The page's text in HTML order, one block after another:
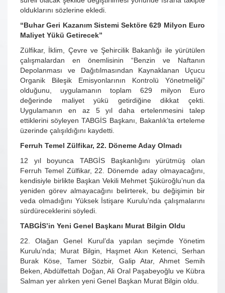
olduklarını sözlerine ekledi.
“Buhar Geri Kazanım Sistemi Sektöre 629 Milyon Euro
Maliyet Yükü Getirecek”
Zülfikar, İklim, Çevre ve Şehircilik Bakanlığı ile yürütülen
çalışmalardan en önemlisinin “Benzin ve Naftanın
Depolanması ve Dağıtılmasından Kaynaklanan Uçucu
Organik Bileşik Emisyonlarının Kontrolü Yönetmeliği”
olduğunu, uygulamanın toplam 629 milyon Euro
değerinde maliyet yükü getirdiğine dikkat çekti.
Uygulamanın en az 5 yıl daha ertelenmesini talep
ettiklerini söyleyen TABGİS Başkanı, Bakanlık’ta erteleme
üzerinde çalışıldığını kaydetti.
Ferruh Temel Zülfikar, 22. Döneme Aday Olmadı
12 yıl boyunca TABGİS Başkanlığını yürütmüş olan
Ferruh Temel Zülfikar, 22. Dönemde aday olmayacağını,
kendisiyle birlikte Başkan Vekili Mehmet Şüküroğlu’nun da
yeniden görev almayacağını belirterek, bu değişimin bir
veda olmadığını Yüksek İstişare Kurulu’nda çalışmalarını
sürdüreceklerini söyledi.
TABGİS’in Yeni Genel Başkanı Murat Bilgin Oldu
22. Olağan Genel Kurul’da yapılan seçimde Yönetim
Kurulu’nda; Murat Bilgin, Haşmet Akın Ketenci, Serhan
Burak Köse, Tamer Sözbir, Galip Atar, Ahmet Semih
Beken, Abdülfettah Doğan, Ali Oral Paşabeyoğlu ve Kübra
Salman yer alırken yeni Genel Başkan Murat Bilgin oldu.